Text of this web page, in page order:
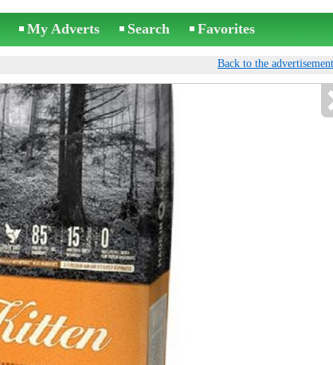
My Adverts Search Favorites
Back to the